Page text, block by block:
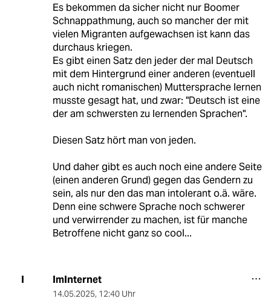
Es bekommen da sicher nicht nur Boomer
Schnappathmung, auch so mancher der mit
vielen Migranten aufgewachsen ist kann das
durchaus kriegen.
Es gibt einen Satz den jeder der mal Deutsch
mit dem Hintergrund einer anderen (eventuell
auch nicht romanischen) Muttersprache lernen
musste gesagt hat, und zwar: "Deutsch ist eine
der am schwersten zu lernenden Sprachen".
Diesen Satz hört man von jeden.
Und daher gibt es auch noch eine andere Seite
(einen anderen Grund) gegen das Gendern zu
sein, als nur den das man intolerant o.ä. wäre.
Denn eine schwere Sprache noch schwerer
und verwirrender zu machen, ist für manche
Betroffene nicht ganz so cool...
I ImInternet
14.05.2025, 12:40 Uhr